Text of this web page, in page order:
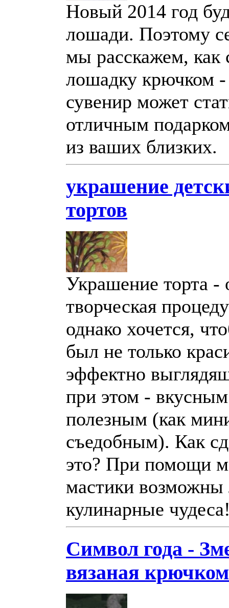
Новый 2014 год
лошади. Поэтому
мы расскажем, как
лошадку крючком -
сувенир может
отличным
из ваших близких.
украшение
тортов
Украшение торта -
творческая
однако хочется,
был не только
эффектно
при этом -
полезным (как
съедобным). Как
это? При помощи
мастики
кулинарные
Символ года -
вязаная крючком